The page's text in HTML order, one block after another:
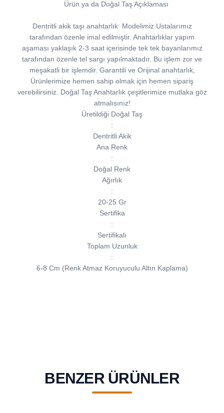
Ürün ya da Doğal Taş Açıklaması
Dentritli akik taşı anahtarlık Modelimiz Ustalarımız
tarafından özenle imal edilmiştir. Anahtarlıklar yapım
aşaması yaklaşık 2-3 saat içerisinde tek tek bayanlarımız
tarafından özenle tel sargı yapılmaktadır. Bu işlem zor ve
meşakatli bir işlemdir. Garantili ve Orijinal anahtarlık,
Ürünlerimize hemen sahip olmak için hemen sipariş
verebilirsiniz. Doğal Taş Anahtarlık çeşitlerimize mutlaka göz
atmalısınız!
Üretildiği Doğal Taş
:
Dentritli Akik
Ana Renk
:
Doğal Renk
Ağırlık
:
20-25 Gr
Sertifika
:
Sertifikalı
Toplam Uzunluk
:
6-8 Cm (Renk Atmaz Koruyuculu Altın Kaplama)
BENZER ÜRÜNLER